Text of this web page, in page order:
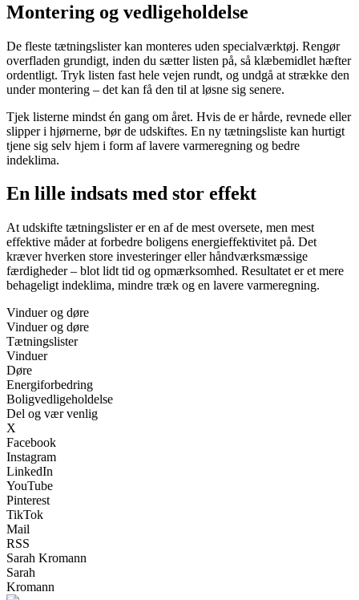
Montering og vedligeholdelse
De fleste tætningslister kan monteres uden specialværktøj. Rengør
overfladen grundigt, inden du sætter listen på, så klæbemidlet hæfter
ordentligt. Tryk listen fast hele vejen rundt, og undgå at strække den
under montering – det kan få den til at løsne sig senere.
Tjek listerne mindst én gang om året. Hvis de er hårde, revnede eller
slipper i hjørnerne, bør de udskiftes. En ny tætningsliste kan hurtigt
tjene sig selv hjem i form af lavere varmeregning og bedre
indeklima.
En lille indsats med stor effekt
At udskifte tætningslister er en af de mest oversete, men mest
effektive måder at forbedre boligens energieffektivitet på. Det
kræver hverken store investeringer eller håndværksmæssige
færdigheder – blot lidt tid og opmærksomhed. Resultatet er et mere
behageligt indeklima, mindre træk og en lavere varmeregning.
Vinduer og døre
Vinduer og døre
Tætningslister
Vinduer
Døre
Energiforbedring
Boligvedligeholdelse
Del og vær venlig
X
Facebook
Instagram
LinkedIn
YouTube
Pinterest
TikTok
Mail
RSS
Sarah Kromann
Sarah
Kromann